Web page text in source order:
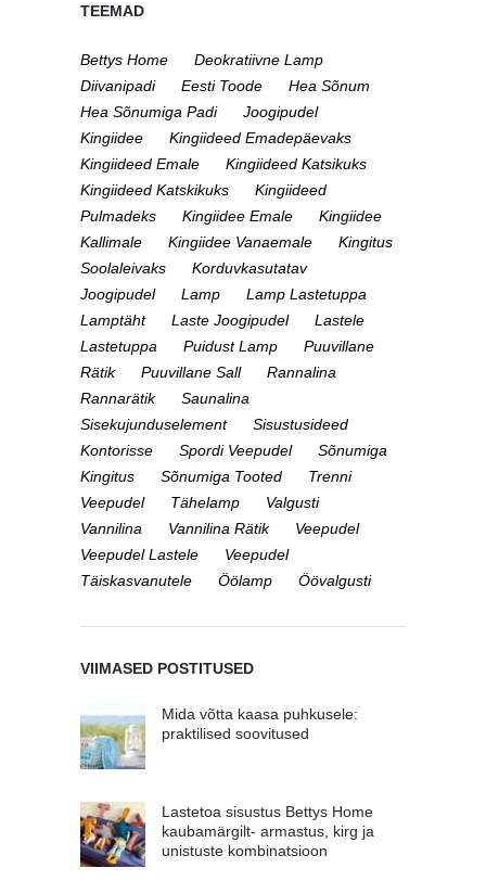
TEEMAD
Bettys Home
Deokratiivne Lamp
Diivanipadi
Eesti Toode
Hea Sõnum
Hea Sõnumiga Padi
Joogipudel
Kingiidee
Kingiideed Emadepäevaks
Kingiideed Emale
Kingiideed Katsikuks
Kingiideed Katskikuks
Kingiideed
Pulmadeks
Kingiidee Emale
Kingiidee
Kallimale
Kingiidee Vanaemale
Kingitus
Soolaleivaks
Korduvkasutatav
Joogipudel
Lamp
Lamp Lastetuppa
Lamptäht
Laste Joogipudel
Lastele
Lastetuppa
Puidust Lamp
Puuvillane
Rätik
Puuvillane Sall
Rannalina
Rannarätik
Saunalina
Sisekujunduselement
Sisustusideed
Kontorisse
Spordi Veepudel
Sõnumiga
Kingitus
Sõnumiga Tooted
Trenni
Veepudel
Tähelamp
Valgusti
Vannilina
Vannilina Rätik
Veepudel
Veepudel Lastele
Veepudel
Täiskasvanutele
Öölamp Öövalgusti
VIIMASED POSTITUSED
Mida võtta kaasa puhkusele:
praktilised soovitused
Lastetoa sisustus Bettys Home
kaubamärgilt- armastus, kirg ja
unistuste kombinatsioon